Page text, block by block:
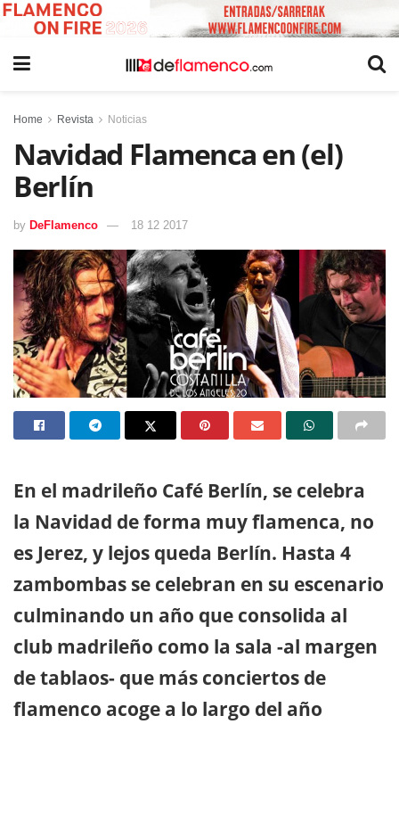
Home Revista Noticias
Navidad Flamenca en (el)
Berlín
by DeFlamenco 18 12 2017
En el madrileño Café Berlín, se celebra
la Navidad de forma muy flamenca, no
es Jerez, y lejos queda Berlín. Hasta 4
zambombas se celebran en su escenario
culminando un año que consolida al
club madrileño como la sala -al margen
de tablaos- que más conciertos de
flamenco acoge a lo largo del año